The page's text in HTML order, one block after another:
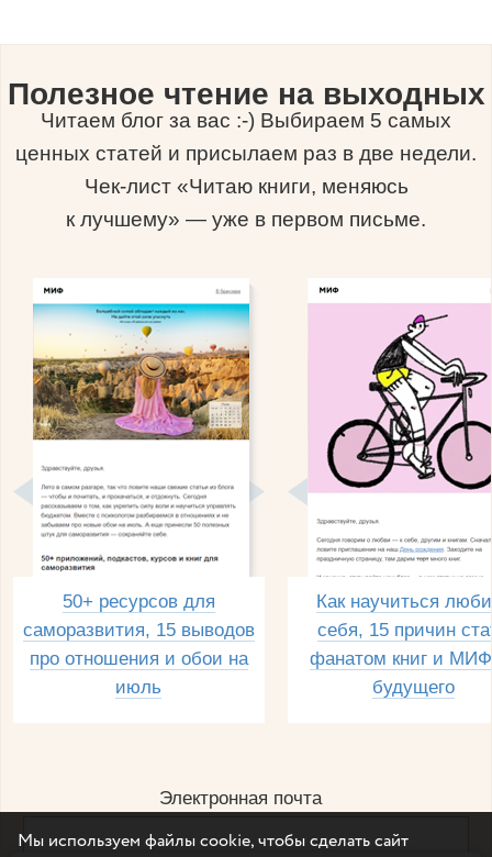
Полезное чтение на выходных
Читаем блог за вас :-) Выбираем 5 самых
ценных статей и присылаем раз в две недели.
Чек-лист «Читаю книги, меняюсь
к лучшему» — уже в первом письме.
50+ ресурсов для
саморазвития, 15 выводов
про отношения и обои на
июль
Как научиться
себя, 15 причин
фанатом книг и
будущего
Электронная почта
Мы используем файлы cookie, чтобы сделать сайт